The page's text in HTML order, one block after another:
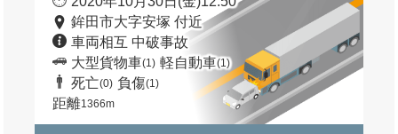
鉾田市大字安塚 付近
車両相互 中破事故
大型貨物車(1) 軽自動車(1)
死亡(0) 負傷(1)
距離1366m